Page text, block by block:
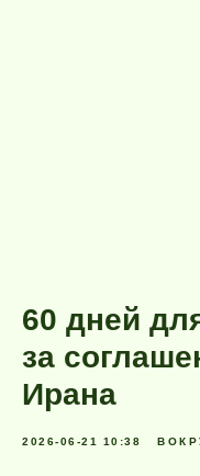
60 дней
за
Ирана
2026-06-21 10:38